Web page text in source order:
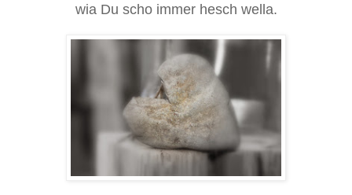
wia Du scho immer hesch wella.